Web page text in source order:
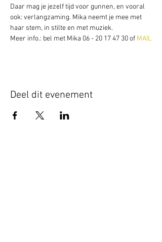
Daar mag je jezelf tijd voor gunnen, en vooral
ook: verlangzaming. Mika neemt je mee met
haar stem, in stilte en met muziek.
Meer info.: bel met Mika 06 - 20 17 47 30 of MAIL
Deel dit evenement